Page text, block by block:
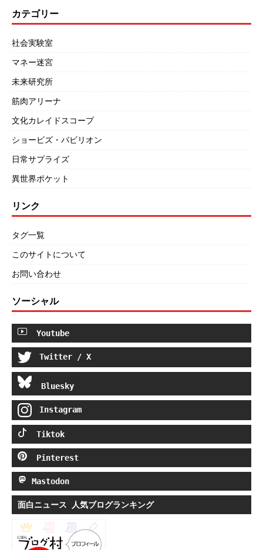
カテゴリー
社会実験室
マネー迷宮
未来研究所
筋肉アリーナ
文化カレイドスコープ
ショービズ・パビリオン
日常サプライズ
異世界ポケット
リンク
タグ一覧
このサイトについて
お問い合わせ
ソーシャル
Youtube
Twitter / X
Bluesky
Instagram
Tiktok
Pinterest
Mastodon
面白ニュース 人気ブログランキング